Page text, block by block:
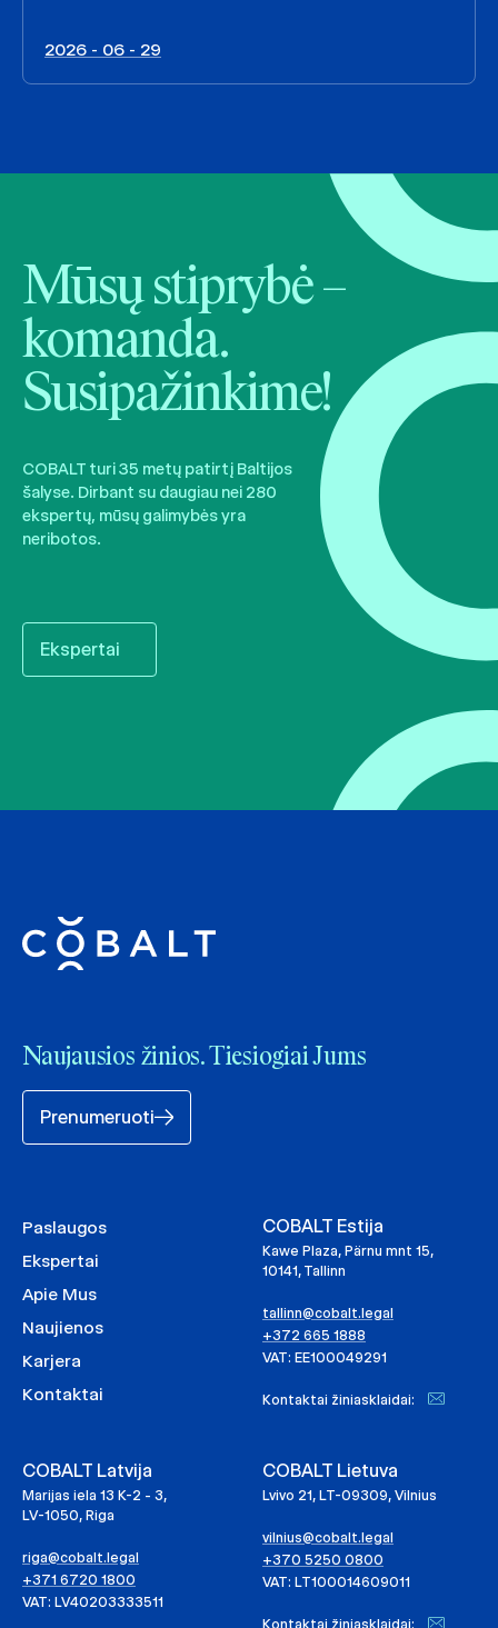
2026 - 06 - 29
Mūsų stiprybė –
komanda.
Susipažinkime!
COBALT turi 35 metų patirtį Baltijos
šalyse. Dirbant su daugiau nei 280
ekspertų, mūsų galimybės yra
neribotos.
Ekspertai
Naujausios žinios. Tiesiogiai Jums
Prenumeruoti
Paslaugos
Ekspertai
Apie Mus
Naujienos
Karjera
Kontaktai
COBALT Estija
Kawe Plaza, Pärnu mnt 15,
10141, Tallinn
tallinn@cobalt.legal
+372 665 1888
VAT: EE100049291
Kontaktai žiniasklaidai:
COBALT Latvija
Marijas iela 13 K-2 - 3,
LV-1050, Riga
riga@cobalt.legal
+371 6720 1800
VAT: LV40203333511
COBALT Lietuva
Lvivo 21, LT-09309, Vilnius
vilnius@cobalt.legal
+370 5250 0800
VAT: LT100014609011
Kontaktai žiniasklaidai: